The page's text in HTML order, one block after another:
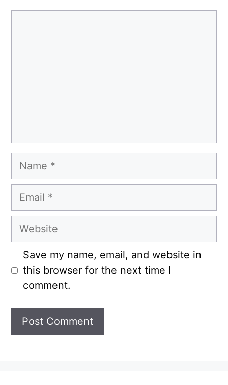
Name
Email
Website
Save my name, email, and website in
this browser for the next time I
comment.